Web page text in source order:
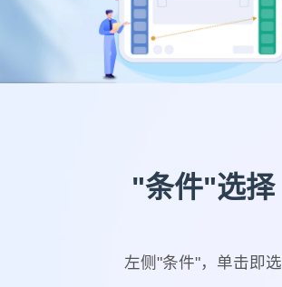
"条件"选择
左侧"条件"，单击即选